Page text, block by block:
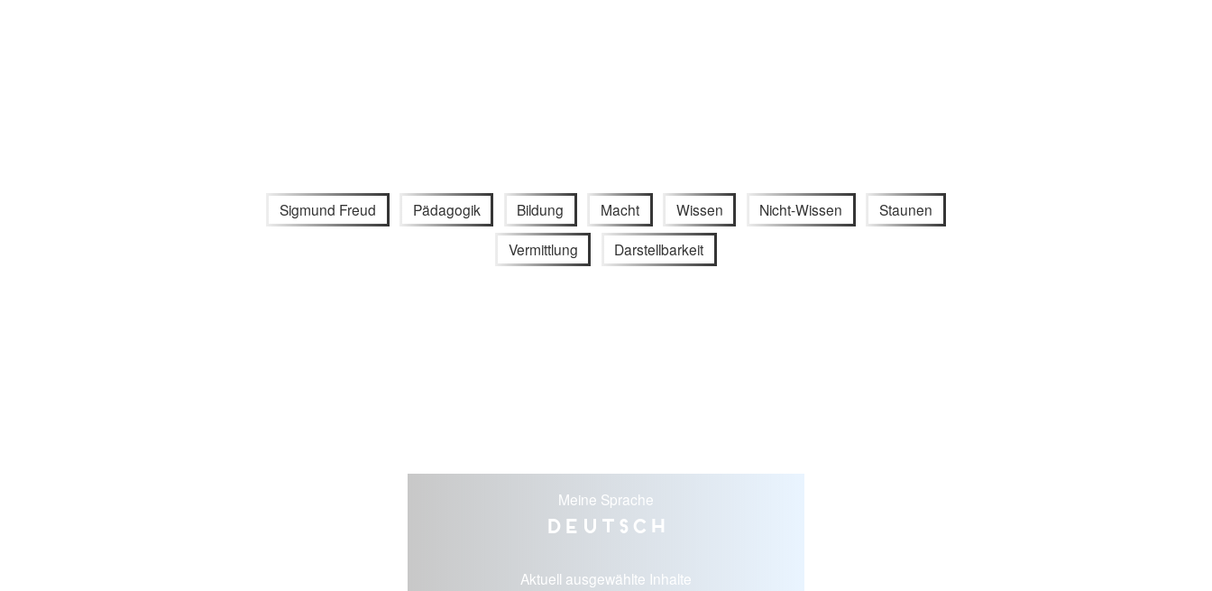
Sigmund Freud Pädagogik Bildung Macht Wissen Nicht-Wissen Staunen
Vermittlung Darstellbarkeit
Meine Sprache
Deutsch
Aktuell ausgewählte Inhalte